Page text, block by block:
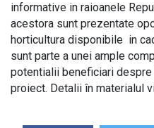
informative in raioanele
acestora sunt prezentate
horticultura disponibile in
sunt parte a unei ample
potentialii beneficiari
proiect. Detalii în materialul